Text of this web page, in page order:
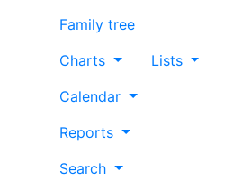
Family tree
Charts
Lists
Calendar
Reports
Search